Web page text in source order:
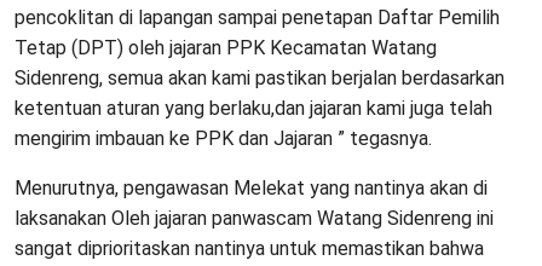
pencoklitan di lapangan sampai penetapan Daftar Pemilih
Tetap (DPT) oleh jajaran PPK Kecamatan Watang
Sidenreng, semua akan kami pastikan berjalan berdasarkan
ketentuan aturan yang berlaku,dan jajaran kami juga telah
mengirim imbauan ke PPK dan Jajaran ” tegasnya.
Menurutnya, pengawasan Melekat yang nantinya akan di
laksanakan Oleh jajaran panwascam Watang Sidenreng ini
sangat diprioritaskan nantinya untuk memastikan bahwa